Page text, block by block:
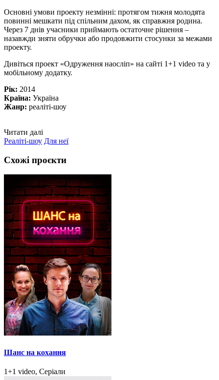
Основні умови проекту незмінні: протягом тижня молодята
повинні мешкати під спільним дахом, як справжня родина.
Через 7 днів учасники приймають остаточне рішення –
назавжди зняти обручки або продовжити стосунки за межами
проекту.
Дивіться проект «Одруження наосліп» на сайті 1+1 video та у
мобільному додатку.
Рік: 2014
Країна: Україна
Жанр: реаліті-шоу
Читати далі
Реаліті-шоу Для неї
Схожі проєкти
Шанс на кохання
1+1 video, Серіали